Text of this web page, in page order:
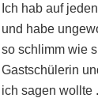
Ich hab auf
und habe
so schlimm wie
Gastschülerin
ich sagen wollte